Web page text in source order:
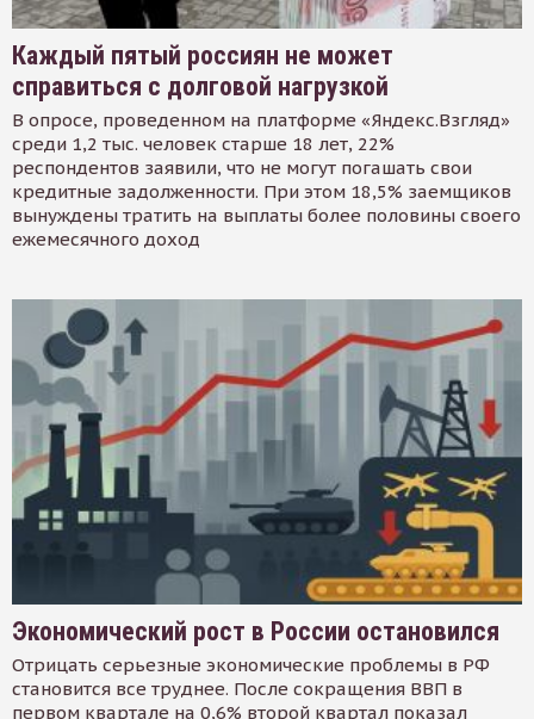
Каждый пятый россиян не может
справиться с долговой нагрузкой
В опросе, проведенном на платформе «Яндекс.Взгляд»
среди 1,2 тыс. человек старше 18 лет, 22%
респондентов заявили, что не могут погашать свои
кредитные задолженности. При этом 18,5% заемщиков
вынуждены тратить на выплаты более половины своего
ежемесячного доход
Экономический рост в России остановился
Отрицать серьезные экономические проблемы в РФ
становится все труднее. После сокращения ВВП в
первом квартале на 0,6% второй квартал показал